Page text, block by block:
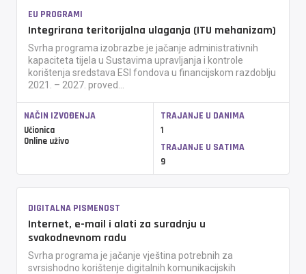
EU PROGRAMI
Integrirana teritorijalna ulaganja (ITU mehanizam)
Svrha programa izobrazbe je jačanje administrativnih
kapaciteta tijela u Sustavima upravljanja i kontrole
korištenja sredstava ESI fondova u financijskom razdoblju
2021. – 2027. proved...
NAČIN IZVOĐENJA
Učionica
Online uživo
TRAJANJE U DANIMA
1
TRAJANJE U SATIMA
9
DIGITALNA PISMENOST
Internet, e-mail i alati za suradnju u
svakodnevnom radu
Svrha programa je jačanje vještina potrebnih za
svrsishodno korištenje digitalnih komunikacijskih